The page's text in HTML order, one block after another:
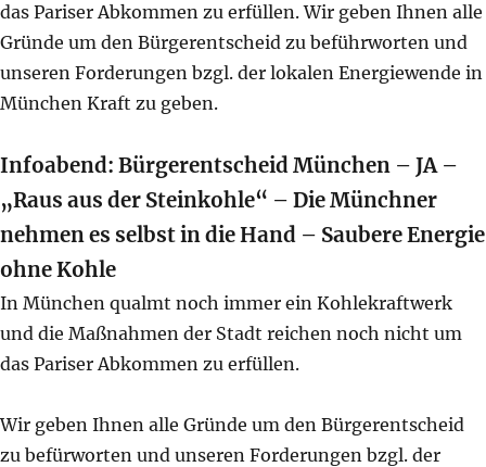
das Pariser Abkommen zu erfüllen. Wir geben Ihnen alle
Gründe um den Bürgerentscheid zu beführworten und
unseren Forderungen bzgl. der lokalen Energiewende in
München Kraft zu geben.
Infoabend: Bürgerentscheid München – JA –
„Raus aus der Steinkohle“ – Die Münchner
nehmen es selbst in die Hand – Saubere Energie
ohne Kohle
In München qualmt noch immer ein Kohlekraftwerk
und die Maßnahmen der Stadt reichen noch nicht um
das Pariser Abkommen zu erfüllen.
Wir geben Ihnen alle Gründe um den Bürgerentscheid
zu befürworten und unseren Forderungen bzgl. der